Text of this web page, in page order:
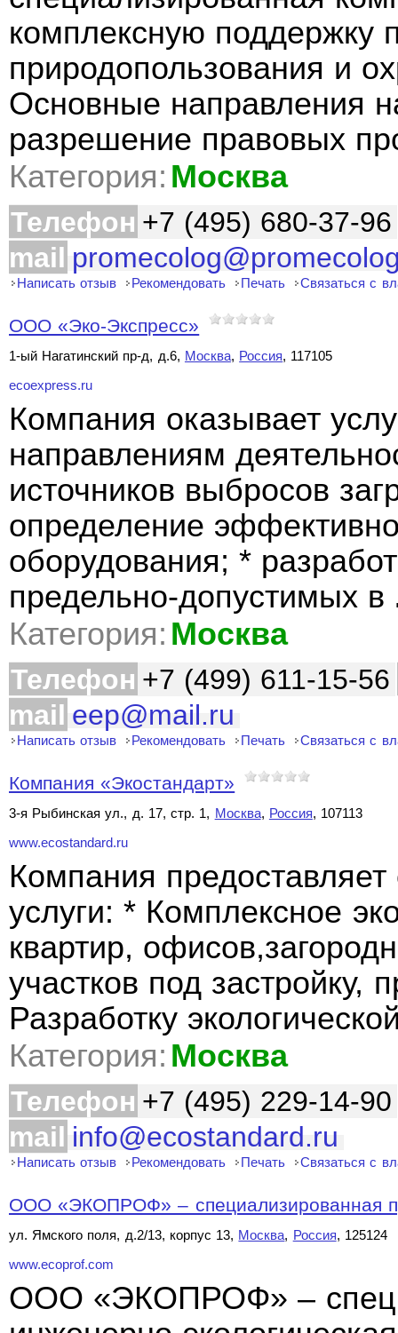
комплексную поддержку
природопользования и
Основные направления
разрешение правовых
Категория: Москва
Телефон +7 (495) 680-37-96
mail
Написать отзыв Рекомендовать Печать Связаться с
ООО «Эко-Экспресс»
1-ый Нагатинский пр-д, д.6, Москва, Россия, 117105
ecoexpress.ru
Компания оказывает
направлениям
источников выбросов
определение
оборудования; *
предельно-допустимых в
Категория: Москва
Телефон +7 (499) 611-15-56
mail eep@mail.ru
Написать отзыв Рекомендовать Печать Связаться с
Компания «Экостандарт»
3-я Рыбинская ул., д. 17, стр. 1, Москва, Россия, 107113
www.ecostandard.ru
Компания
услуги: * Комплексное
квартир,
участков под
Разработку
Категория: Москва
Телефон +7 (495) 229-14-90
mail info@ecostandard.ru
Написать отзыв Рекомендовать Печать Связаться с
ООО «ЭКОПРОФ» – специализированная
ул. Ямского поля, д.2/13, корпус 13, Москва, Россия, 125124
www.ecoprof.com
ООО «ЭКОПРОФ» –